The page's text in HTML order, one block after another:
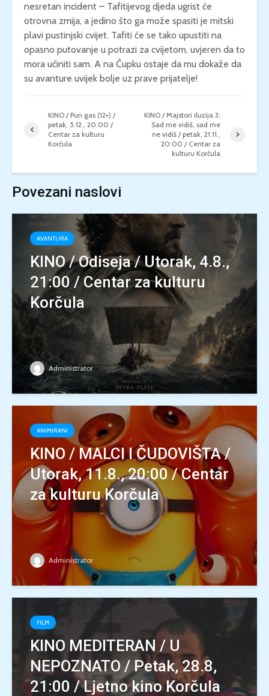
nesretan incident – Tafitijevog djeda ugrist će
otrovna zmija, a jedino što ga može spasiti je mitski
plavi pustinjski cvijet. Tafiti će se tako upustiti na
opasno putovanje u potrazi za cvijetom, uvjeren da to
mora učiniti sam. A na Čupku ostaje da mu dokaže da
su avanture uvijek bolje uz prave prijatelje!
KINO / Pun gas (12+) /
petak, 5.12., 20:00 /
Centar za kulturu
Korčula
KINO / Majstori iluzija 3:
Sad me vidiš, sad me
ne vidiš / petak, 21.11.,
20:00 / Centar za
kulturu Korčula
Povezani naslovi
AVANTURA
KINO / Odiseja / Utorak, 4.8.,
21:00 / Centar za kulturu
Korčula
Administrator
ANIMIRANI
KINO / MALCI I ČUDOVIŠTA /
Utorak, 11.8., 20:00 / Centar
za kulturu Korčula
Administrator
FILM
KINO MEDITERAN / U
NEPOZNATO / Petak, 28.8,
21:00 / Ljetno kino Korčula